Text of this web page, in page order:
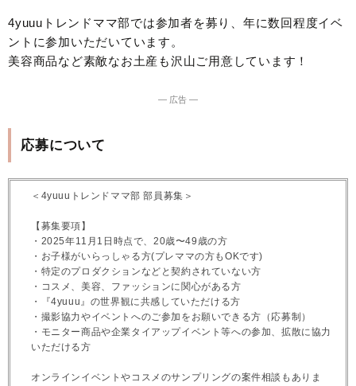
4yuuuトレンドママ部では参加者を募り、年に数回程度イベ
ントに参加いただいています。
美容商品など素敵なお土産も沢山ご用意しています！
― 広告 ―
応募について
＜4yuuuトレンドママ部 部員募集＞
【募集要項】
・2025年11月1日時点で、20歳〜49歳の方
・お子様がいらっしゃる方(プレママの方もOKです)
・特定のプロダクションなどと契約されていない方
・コスメ、美容、ファッションに関心がある方
・『4yuuu』の世界観に共感していただける方
・撮影協力やイベントへのご参加をお願いできる方（応募制）
・モニター商品や企業タイアップイベント等への参加、拡散に協力
いただける方
オンラインイベントやコスメのサンプリングの案件相談もありま